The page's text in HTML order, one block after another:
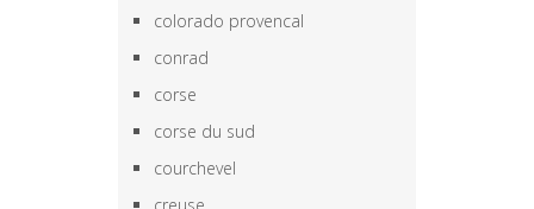
colorado provencal
conrad
corse
corse du sud
courchevel